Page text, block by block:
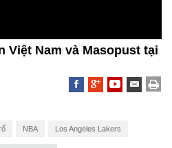
Việt Nam và Masopust tại
NBA Los Angeles Lakers